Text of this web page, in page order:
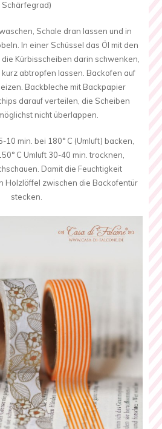
Schärfegrad)
Schale dran lassen und in
In einer Schüssel das Öl mit den
Kürbisscheiben darin schwenken,
abtropfen lassen. Backofen auf
Backbleche mit Backpapier
darauf verteilen, die Scheiben
nicht überlappen.
10 min. bei 180° C (Umluft) backen,
C Umluft 30-40 min. trocknen,
Damit die Feuchtigkeit
Holzlöffel zwischen die Backofentür
stecken.